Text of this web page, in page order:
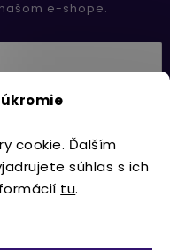
cookie. Ďalším
súhlas s ich
tu.
e-shope.